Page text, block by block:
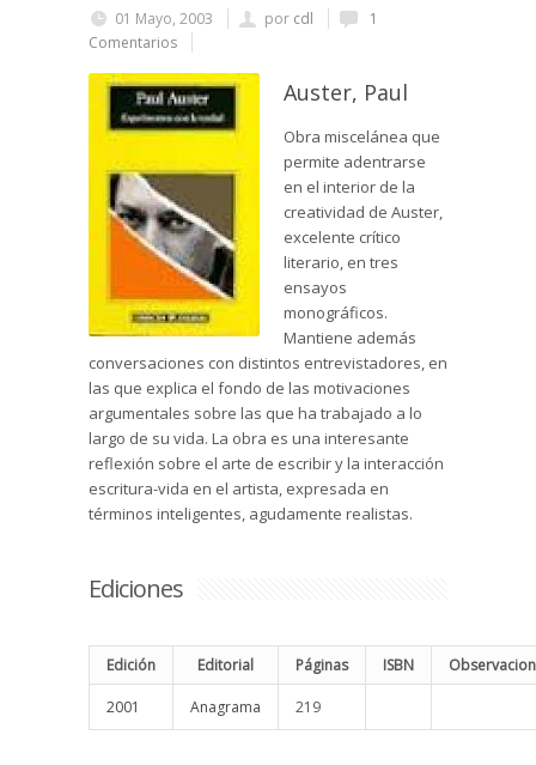
01 Mayo, 2003 por cdl
1
Comentarios
Auster, Paul
Obra miscelánea que
permite adentrarse
en el interior de la
creatividad de Auster,
excelente crítico
literario, en tres
ensayos
monográficos.
Mantiene además
conversaciones con distintos entrevistadores, en
las que explica el fondo de las motivaciones
argumentales sobre las que ha trabajado a lo
largo de su vida. La obra es una interesante
reflexión sobre el arte de escribir y la interacción
escritura-vida en el artista, expresada en
términos inteligentes, agudamente realistas.
Ediciones
Edición Editorial Páginas ISBN
2001 Anagrama 219